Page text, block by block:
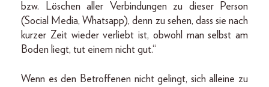
bzw. Löschen aller Verbindungen zu dieser Person
(Social Media, Whatsapp), denn zu sehen, dass sie nach
kurzer Zeit wieder verliebt ist, obwohl man selbst am
Boden liegt, tut einem nicht gut.“
Wenn es den Betroffenen nicht gelingt, sich alleine zu